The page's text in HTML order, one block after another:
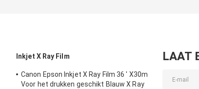
Inkjet X Ray Film
Canon Epson Inkjet X Ray Film 36 ' X30m
Voor het drukken geschikt Blauw X Ray
LAAT